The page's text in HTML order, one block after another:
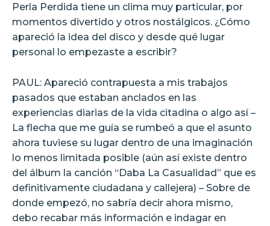
Perla Perdida tiene un clima muy particular, por
momentos divertido y otros nostálgicos. ¿Cómo
apareció la idea del disco y desde qué lugar
personal lo empezaste a escribir?
PAUL: Apareció contrapuesta a mis trabajos
pasados que estaban anclados en las
experiencias diarias de la vida citadina o algo así –
La flecha que me guía se rumbeó a que el asunto
ahora tuviese su lugar dentro de una imaginación
lo menos limitada posible (aún así existe dentro
del álbum la canción “Daba La Casualidad” que es
definitivamente ciudadana y callejera) – Sobre de
donde empezó, no sabría decir ahora mismo,
debo recabar más información e indagar en